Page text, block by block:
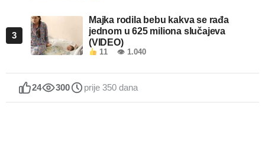
3
Majka rodila bebu kakva se rađa
jednom u 625 miliona slučajeva
(VIDEO)
11 👁 1.040
24 300 prije 350 dana